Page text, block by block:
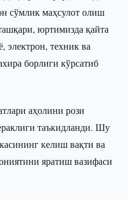
сўмлик маҳсулот олиш
юртимизда қайта
техник ва
борлиги кўрсатиб
аҳолини рози
таъкидланди. Шу
келиш вақти ва
яратиш вазифаси